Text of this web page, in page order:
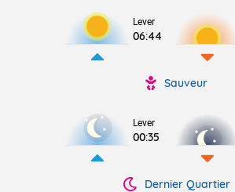
Lever
06:44
Sauveur
Lever
00:35
Dernier Quartier